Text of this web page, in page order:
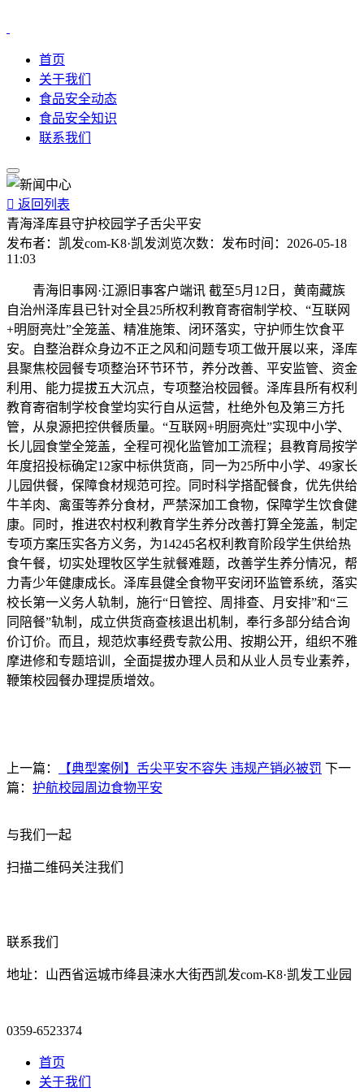
首页
关于我们
食品安全动态
食品安全知识
联系我们
 返回列表
青海泽库县守护校园学子舌尖平安
发布者： 凯发com-K8·凯发浏览次数： 发布时间： 2026-05-18
11:03
青海旧事网·江源旧事客户端讯 截至5月12日，黄南藏族
自治州泽库县已针对全县25所权利教育寄宿制学校、“互联网
+明厨亮灶”全笼盖、精准施策、闭环落实，守护师生饮食平
安。自整治群众身边不正之风和问题专项工做开展以来，泽库
县聚焦校园餐专项整治环节环节，养分改善、平安监管、资金
利用、能力提拔五大沉点，专项整治校园餐。泽库县所有权利
教育寄宿制学校食堂均实行自从运营，杜绝外包及第三方托
管，从泉源把控供餐质量。“互联网+明厨亮灶”实现中小学、
长儿园食堂全笼盖，全程可视化监管加工流程；县教育局按学
年度招投标确定12家中标供货商，同一为25所中小学、49家长
儿园供餐，保障食材规范可控。同时科学搭配餐食，优先供给
牛羊肉、禽蛋等养分食材，严禁深加工食物，保障学生饮食健
康。同时，推进农村权利教育学生养分改善打算全笼盖，制定
专项方案压实各方义务，为14245名权利教育阶段学生供给热
食午餐，切实处理牧区学生就餐难题，改善学生养分情况，帮
力青少年健康成长。泽库县健全食物平安闭环监管系统，落实
校长第一义务人轨制，施行“日管控、周排查、月安排”和“三
同陪餐”轨制，成立供货商查核退出机制，奉行多部分结合询
价订价。而且，规范炊事经费专款公用、按期公开，组织不雅
摩进修和专题培训，全面提拔办理人员和从业人员专业素养，
鞭策校园餐办理提质增效。
上一篇： 【典型案例】舌尖平安不容失 违规产销必被罚 下一
篇： 护航校园周边食物平安
与我们一起
扫描二维码关注我们
联系我们
地址：山西省运城市绛县涑水大街西凯发com-K8·凯发工业园
0359-6523374
首页
关于我们